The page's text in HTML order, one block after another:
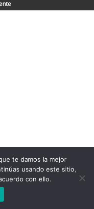
te damos la mejor
usando este sitio,
con ello.